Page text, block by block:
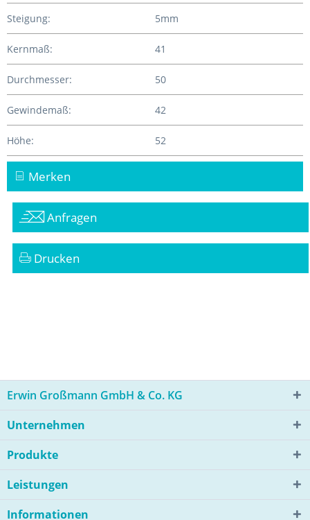
Steigung: 5mm
Kernmaß: 41
Durchmesser: 50
Gewindemaß: 42
Höhe: 52
Merken
Anfragen
Drucken
Erwin Großmann GmbH & Co. KG
Unternehmen
Produkte
Leistungen
Informationen